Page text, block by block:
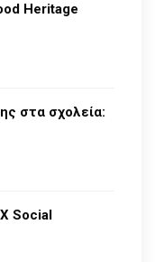
Heritage
στα σχολεία:
Social